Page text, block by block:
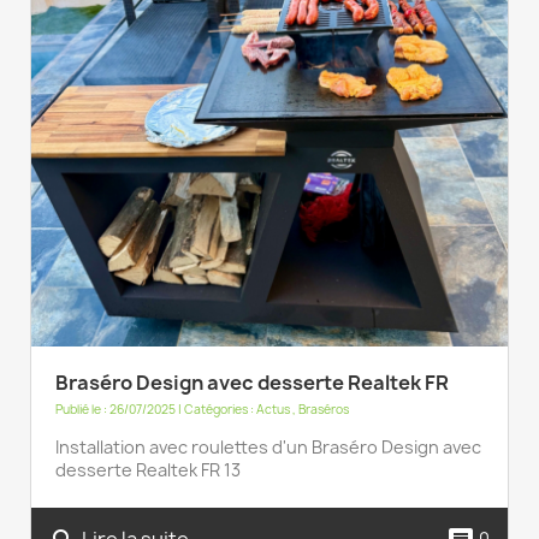
Braséro Design avec desserte Realtek FR
Publié le : 26/07/2025 | Catégories : Actus, Braséros
Installation avec roulettes d'un Braséro Design avec
desserte Realtek FR 13